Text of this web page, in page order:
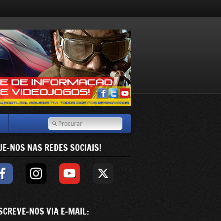
NOS NAS REDES SOCIAIS!
NOS VIA E-MAIL: